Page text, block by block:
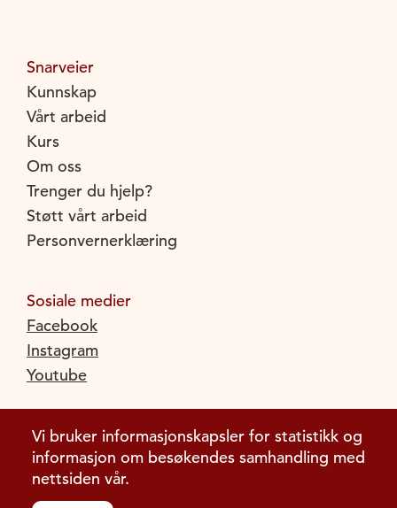
Vi bruker informasjonskapsler for statistikk og
informasjon om besøkendes samhandling med
nettsiden vår.
Snarveier
Kunnskap
Vårt arbeid
Kurs
Om oss
Trenger du hjelp?
Støtt vårt arbeid
Personvernerklæring
Sosiale medier
Facebook
Instagram
Youtube